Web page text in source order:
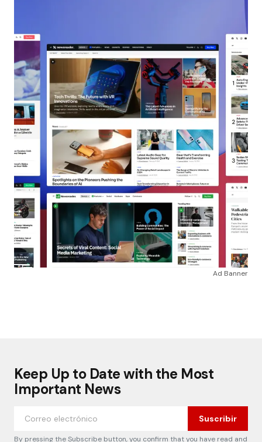
Ad Banner
Keep Up to Date with the Most
Important News
Suscribir
By pressing the Subscribe button, you confirm that you have read and